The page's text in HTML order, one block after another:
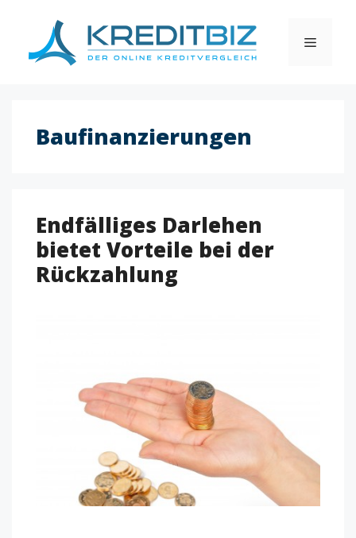
content
MENU
Baufinanzierungen
Endfälliges Darlehen
bietet Vorteile bei der
Rückzahlung